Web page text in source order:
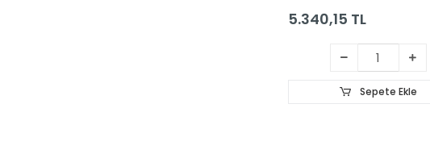
Batarya 256GB Destekli
Taşınabilir Beyaz
5.340,15 TL
Sepete Ekle